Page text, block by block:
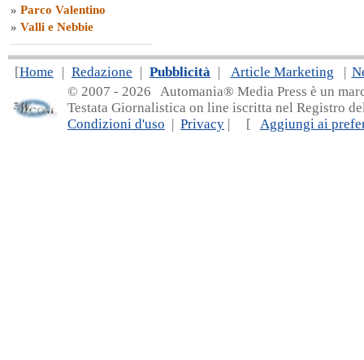
» Parco Valentino
» Valli e Nebbie
[Home | Redazione | Pubblicità | Article Marketing |
© 2007 - 2026 Automania® Media Press è un
Testata Giornalistica on line iscritta nel Registro
Condizioni d'uso | Privacy | [ Aggiungi ai